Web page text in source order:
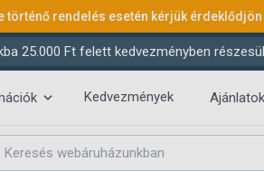
történő rendelés esetén kérjük érdeklődjön
25.000 Ft felett kedvezményben
Kedvezmények Ajánlatok